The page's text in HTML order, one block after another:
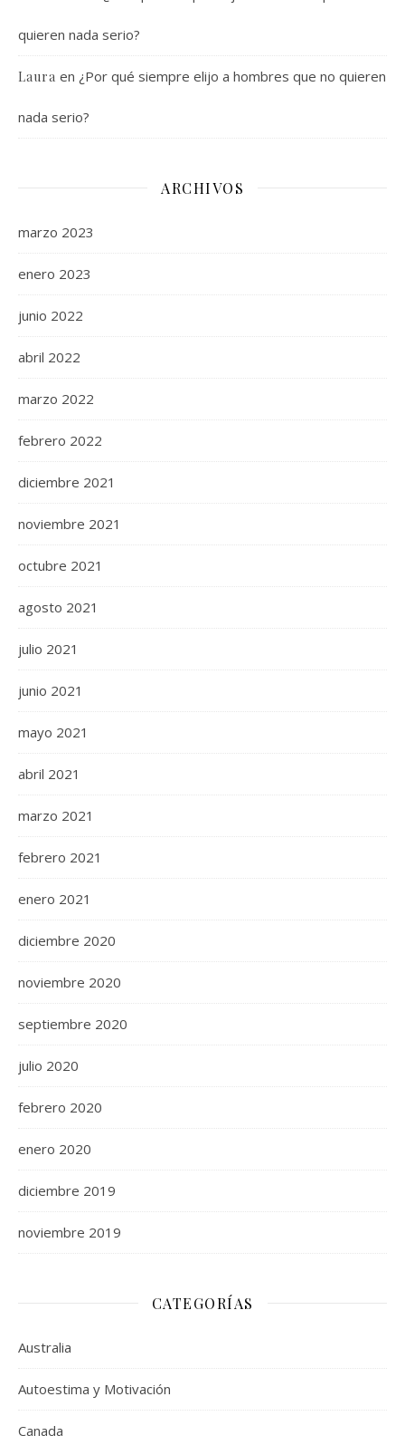
quieren nada serio?
Laura en ¿Por qué siempre elijo a hombres que no quieren
nada serio?
ARCHIVOS
marzo 2023
enero 2023
junio 2022
abril 2022
marzo 2022
febrero 2022
diciembre 2021
noviembre 2021
octubre 2021
agosto 2021
julio 2021
junio 2021
mayo 2021
abril 2021
marzo 2021
febrero 2021
enero 2021
diciembre 2020
noviembre 2020
septiembre 2020
julio 2020
febrero 2020
enero 2020
diciembre 2019
noviembre 2019
CATEGORÍAS
Australia
Autoestima y Motivación
Canada